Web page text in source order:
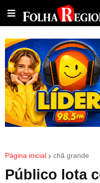
Página inicial chã grande
Público lota